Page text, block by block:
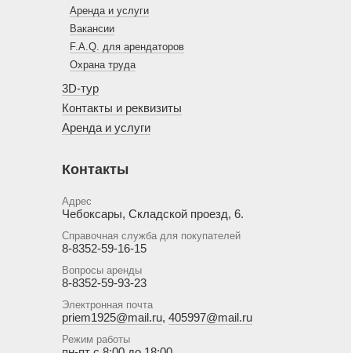
Аренда и услуги
Вакансии
F.A.Q. для арендаторов
Охрана труда
3D-тур
Контакты и реквизиты
Аренда и услуги
Контакты
Адрес
Чебоксары, Складской проезд, 6.
Справочная служба для покупателей
8-8352-59-16-15
Вопросы аренды
8-8352-59-93-23
Электронная почта
priem1925@mail.ru, 405997@mail.ru
Режим работы